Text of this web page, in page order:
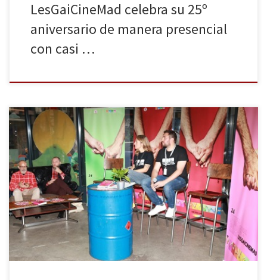
LesGaiCineMad celebra su 25º
aniversario de manera presencial
con casi …
125 películas por todo Madrid, 23 sedes, 28 salas y 24 años de
recorrido son los números de la nueva edición del festival de cine
con más afluencia de público de toda la Comunidad de Madrid.
LesGaiCineMad continúa con una finalidad muy clara desde sus
inicios,como comentaba el director del […]